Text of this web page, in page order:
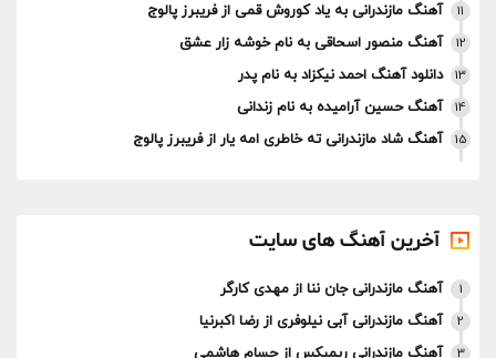
11 آهنگ مازندرانی به یاد کوروش قمی از فریبرز پالوج
12 آهنگ منصور اسحاقی به نام خوشه زار عشق
13 دانلود آهنگ احمد نیکزاد به نام پدر
14 آهنگ حسین آرامیده به نام زندانی
15 آهنگ شاد مازندرانی ته خاطری امه یار از فریبرز پالوج
آخرین آهنگ های سایت
1 آهنگ مازندرانی جان ننا از مهدی کارگر
2 آهنگ مازندرانی آبی نیلوفری از رضا اکبرنیا
3 آهنگ مازندرانی ریمیکس از حسام هاشمی